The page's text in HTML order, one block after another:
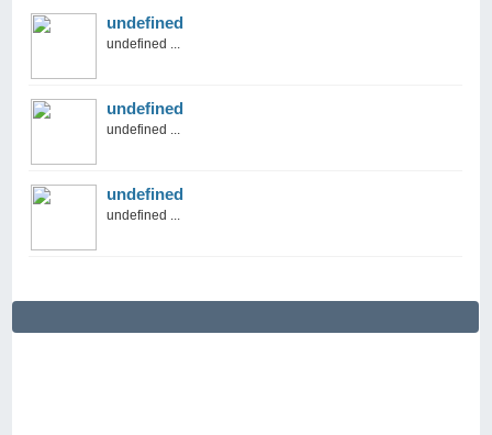
undefined
undefined ...
undefined
undefined ...
undefined
undefined ...